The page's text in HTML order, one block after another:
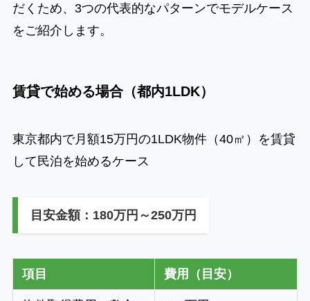
だくため、3つの代表的なパターンでモデルケース
をご紹介します。
賃貸で始める場合（都内1LDK）
東京都内で月額15万円の1LDK物件（40㎡）を賃貸
して民泊を始めるケース
目安金額：180万円～250万円
項目 費用（目安）